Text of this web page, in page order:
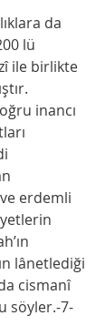
lü
ile birlikte
erdemli
lânetlediği
cismanî
söyler.-7-